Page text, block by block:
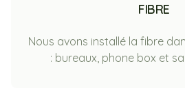
FIBRE
Nous avons installé la fibre
: bureaux, phone box et